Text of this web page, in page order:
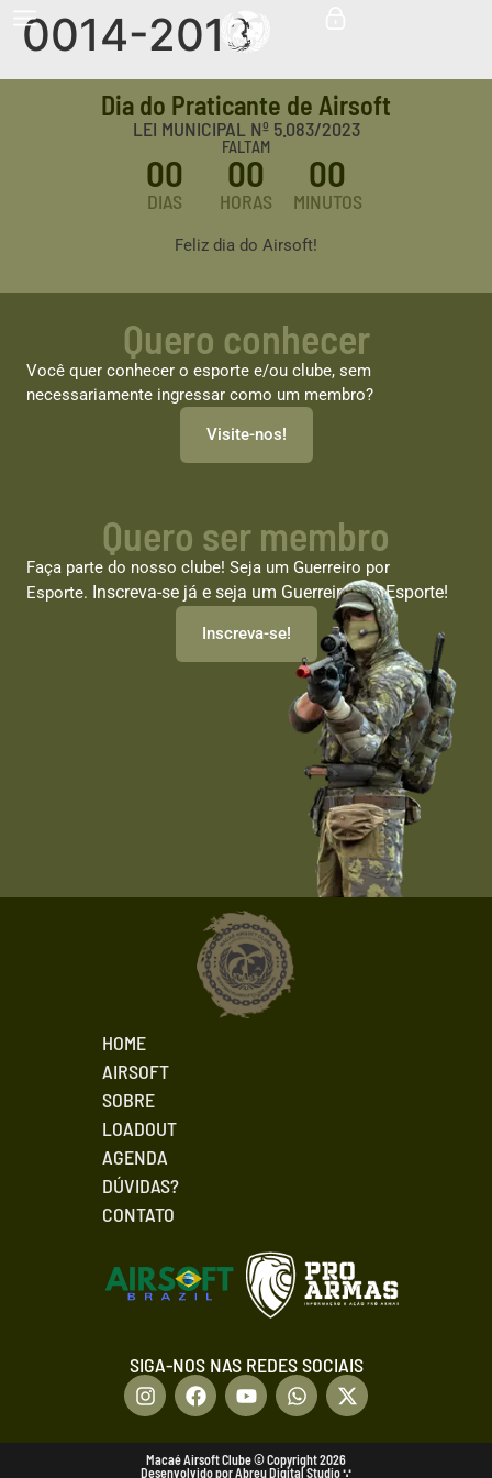
0014-2013
Dia do Praticante de Airsoft
LEI MUNICIPAL Nº 5.083/2023
FALTAM
00
DIAS
00
HORAS
00
MINUTOS
Feliz dia do Airsoft!
Quero conhecer
Você quer conhecer o esporte e/ou clube, sem
necessariamente ingressar como um membro?
Visite-nos!
Quero ser membro
Faça parte do nosso clube! Seja um Guerreiro por
Esporte. Inscreva-se já e seja um Guerreiro por Esporte!
Inscreva-se!
HOME
AIRSOFT
SOBRE
LOADOUT
AGENDA
DÚVIDAS?
CONTATO
SIGA-NOS NAS REDES SOCIAIS
Macaé Airsoft Clube © Copyright 2026
Desenvolvido por Abreu Digital Studio ∵